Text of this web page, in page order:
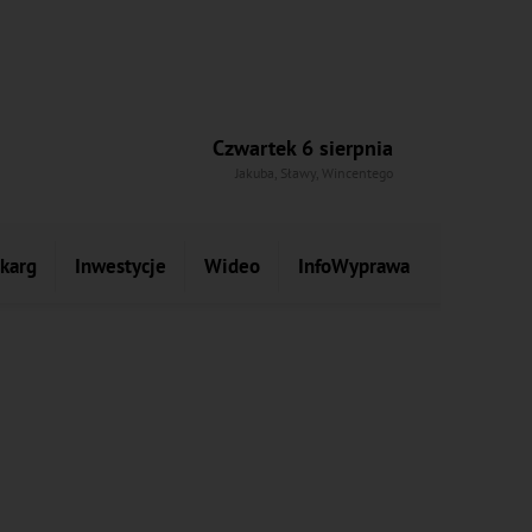
Czwartek 6 sierpnia
Jakuba, Sławy, Wincentego
Inwestycje Wideo InfoWyprawa